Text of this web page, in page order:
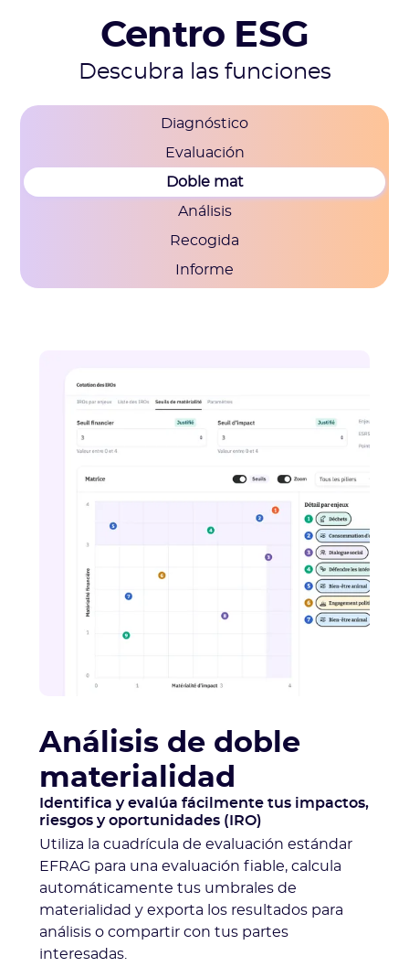
Centro ESG
Descubra las funciones
Diagnóstico
Evaluación
Doble mat
Análisis
Recogida
Informe
Análisis de doble
materialidad
Identifica y evalúa fácilmente tus impactos,
riesgos y oportunidades (IRO)
Utiliza la cuadrícula de evaluación estándar
EFRAG para una evaluación fiable, calcula
automáticamente tus umbrales de
materialidad y exporta los resultados para
análisis o compartir con tus partes
interesadas.